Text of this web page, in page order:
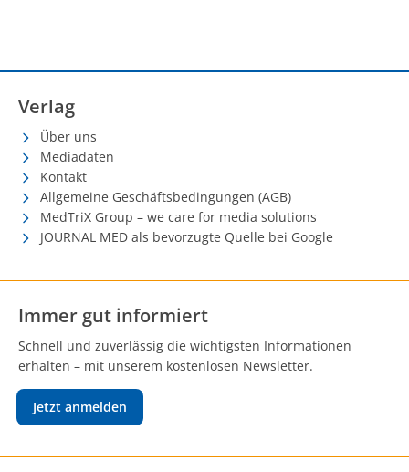
Verlag
Über uns
Mediadaten
Kontakt
Allgemeine Geschäftsbedingungen (AGB)
MedTriX Group – we care for media solutions
JOURNAL MED als bevorzugte Quelle bei Google
Immer gut informiert
Schnell und zuverlässig die wichtigsten Informationen
erhalten – mit unserem kostenlosen Newsletter.
Jetzt anmelden